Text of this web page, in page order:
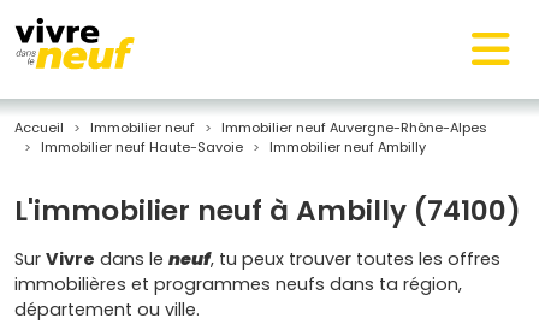
Accueil Immobilier neuf
Immobilier neuf Auvergne-Rhône-Alpes
Immobilier neuf Haute-Savoie
Immobilier neuf Ambilly
L'immobilier neuf à Ambilly (74100)
Sur Vivre dans le neuf, tu peux trouver toutes les offres
immobilières et programmes neufs dans ta région,
département ou ville.